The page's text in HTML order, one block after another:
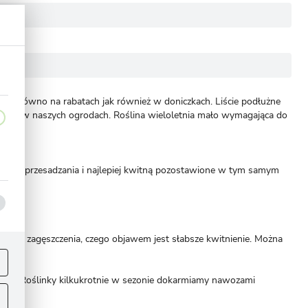
zarówno na rabatach jak również w doniczkach. Liście podłużne
w naszych ogrodach. Roślina wieloletnia mało wymagająca do
przesadzania i najlepiej kwitną pozostawione w tym samym
zagęszczenia, czego objawem jest słabsze kwitnienie. Można
Roślinky kilkukrotnie w sezonie dokarmiamy nawozami